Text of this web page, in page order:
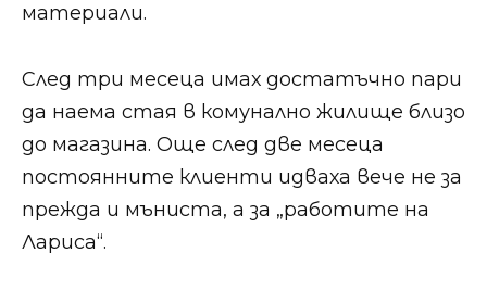
материали.
След три месеца имах достатъчно пари
да наема стая в комунално жилище близо
до магазина. Още след две месеца
постоянните клиенти идваха вече не за
прежда и мъниста, а за „работите на
Лариса“.